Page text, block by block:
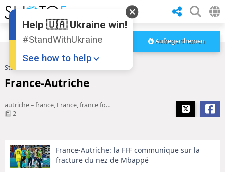
Aufregerthemen
Startseite
France-Autriche
autriche – france, France, france foot, kante, Didier Deschamps, autriche france, France Euro 2024, france euro, match france, ralf rangnick, Rabiot, match france euro 2024, Maignan, Maximilian Wöber, match france autriche
2
France-Autriche: la FFF communique sur la
fracture du nez de Mbappé
Help 🇺🇦 Ukraine win!
#StandWithUkraine
See how to help
Donate
💸